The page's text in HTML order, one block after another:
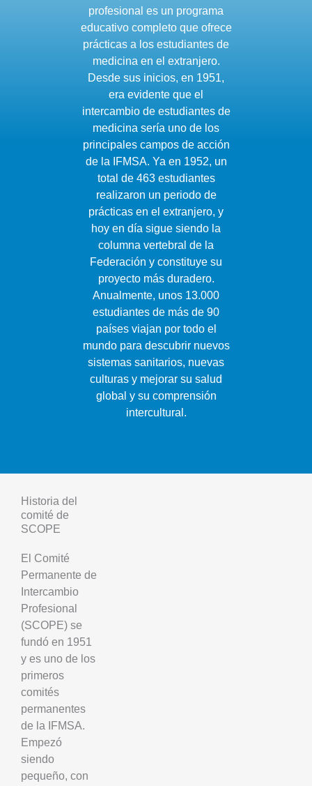
profesional es un programa
educativo completo que ofrece
prácticas a los estudiantes de
medicina en el extranjero.
Desde sus inicios, en 1951,
era evidente que el
intercambio de estudiantes de
medicina sería uno de los
principales campos de acción
de la IFMSA. Ya en 1952, un
total de 463 estudiantes
realizaron un periodo de
prácticas en el extranjero, y
hoy en día sigue siendo la
columna vertebral de la
Federación y constituye su
proyecto más duradero.
Anualmente, unos 13.000
estudiantes de más de 90
países viajan por todo el
mundo para descubrir nuevos
sistemas sanitarios, nuevas
culturas y mejorar su salud
global y su comprensión
intercultural.
Historia del
comité de
SCOPE
El Comité
Permanente de
Intercambio
Profesional
(SCOPE) se
fundó en 1951
y es uno de los
primeros
comités
permanentes
de la IFMSA.
Empezó
siendo
pequeño, con